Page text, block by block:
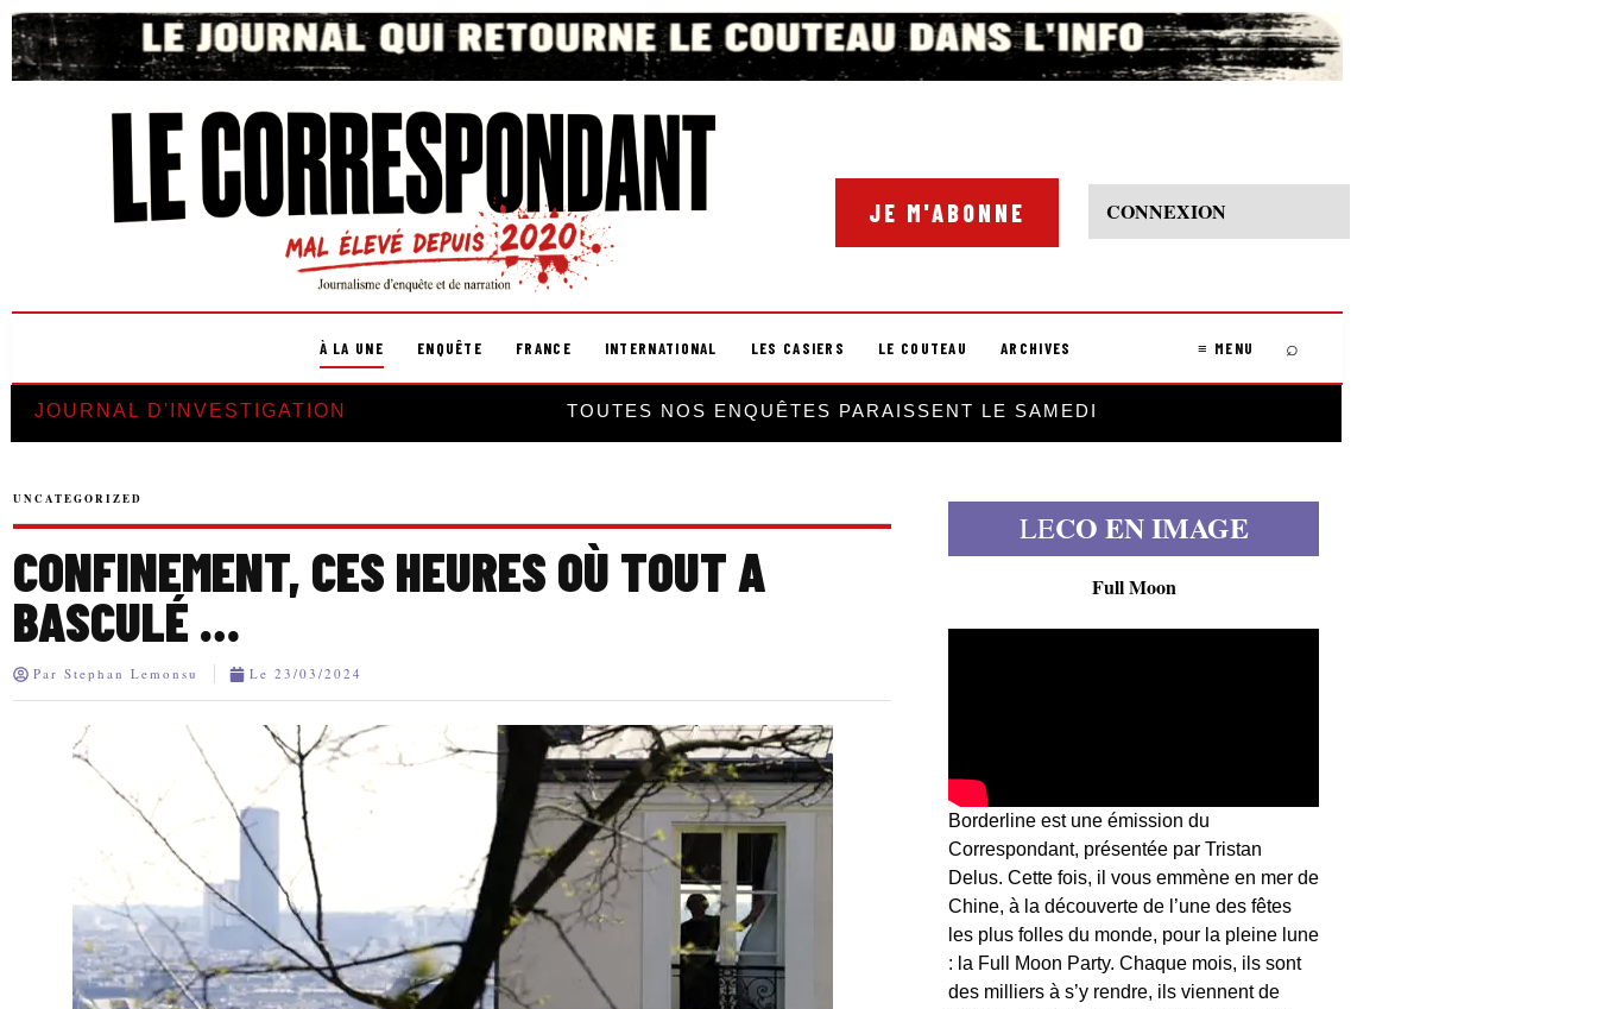
JE M'ABONNE CONNEXION
À LA UNE ENQUÊTE FRANCE INTERNATIONAL LES CASIERS LE COUTEAU ARCHIVES ≡ MENU ⌕
JOURNAL D'INVESTIGATION TOUTES NOS ENQUÊTES PARAISSENT LE SAMEDI
UNCATEGORIZED
CONFINEMENT, CES HEURES OÙ TOUT A
BASCULÉ …
Par Stephan Lemonsu Le 23/03/2024
LECO EN IMAGE
Full Moon
Borderline est une émission du
Correspondant, présentée par Tristan
Delus. Cette fois, il vous emmène en mer de
Chine, à la découverte de l’une des fêtes
les plus folles du monde, pour la pleine lune
: la Full Moon Party. Chaque mois, ils sont
des milliers à s’y rendre, ils viennent de